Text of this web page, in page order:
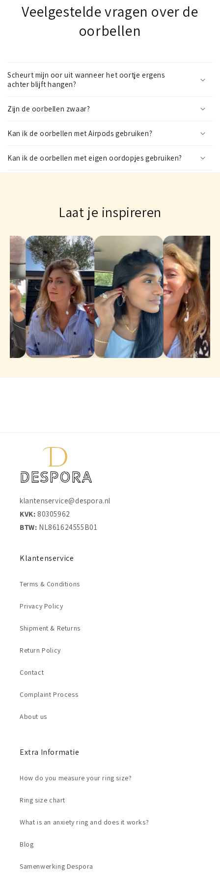
Veelgestelde vragen over de
oorbellen
Scheurt mijn oor uit wanneer het oortje ergens
achter blijft hangen?
Zijn de oorbellen zwaar?
Kan ik de oorbellen met Airpods gebruiken?
Kan ik de oorbellen met eigen oordopjes gebruiken?
Laat je inspireren
klantenservice@despora.nl
KVK: 80305962
BTW: NL861624555B01
Klantenservice
Terms & Conditions
Privacy Policy
Shipment & Returns
Return Policy
Contact
Complaint Process
About us
Extra Informatie
How do you measure your ring size?
Ring size chart
What is an anxiety ring and does it works?
Blog
Samenwerking Despora